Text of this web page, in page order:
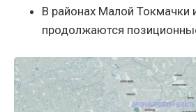
В районах Малой Токмачки
продолжаются